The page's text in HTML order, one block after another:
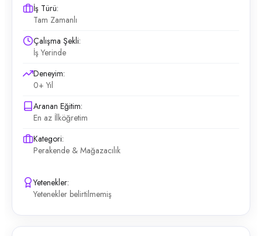
İş Türü:
Tam Zamanlı
Çalışma Şekli:
İş Yerinde
Deneyim:
0+ Yıl
Aranan Eğitim:
En az İlköğretim
Kategori:
Perakende & Mağazacılık
Yetenekler:
Yetenekler belirtilmemiş